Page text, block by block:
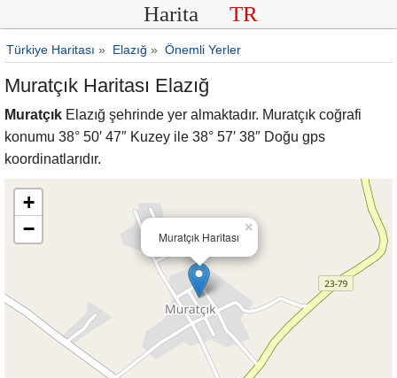
Harita TR
Türkiye Haritası » Elazığ » Önemli Yerler
Muratçık Haritası Elazığ
Muratçık Elazığ şehrinde yer almaktadır. Muratçık coğrafi
konumu 38° 50′ 47″ Kuzey ile 38° 57′ 38″ Doğu gps
koordinatlarıdır.
Muratçık Haritası
×
+
−